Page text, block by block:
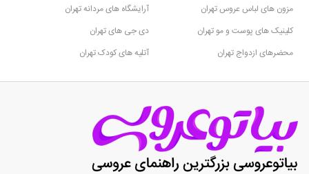
مزون های لباس عروس تهران
آرایشگاه های مردانه تهران
کلینیک های پوست و مو تهران
دی جی های تهران
محضرهای ازدواج تهران
آتلیه های کودک تهران